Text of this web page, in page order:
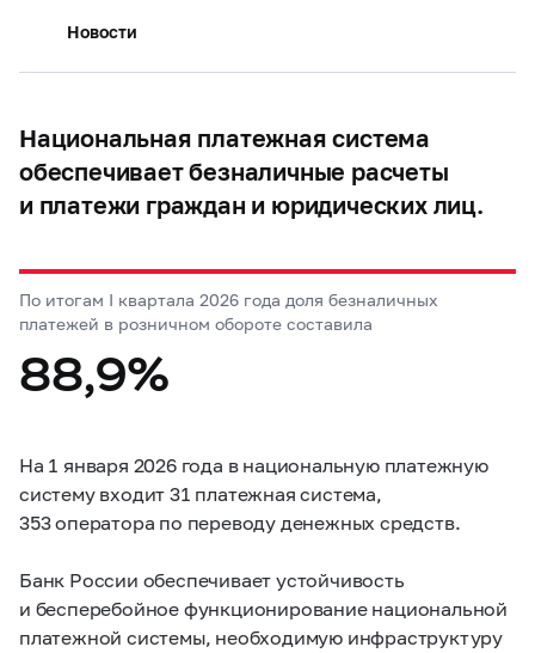
Новости
Национальная платежная система
обеспечивает безналичные расчеты
и платежи граждан и юридических лиц.
По итогам I квартала 2026 года доля безналичных
платежей в розничном обороте составила
88,9%
На 1 января 2026 года в национальную платежную
систему входит 31 платежная система,
353 оператора по переводу денежных средств.
Банк России обеспечивает устойчивость
и бесперебойное функционирование национальной
платежной системы, необходимую инфраструктуру